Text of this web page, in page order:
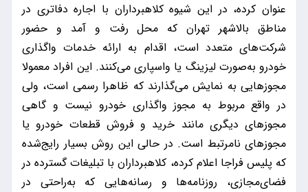
عنوان کرده، در این شیوه‌ کلاهبرداران با اجاره دفاتری در
مناطق بالاشهر تهران که محل رفت و آمد و حضور
شرکت‌های متعدد است، اقدام به ارائه خدمات واگذاری
خودرو به‌صورت لیزینگ یا واسپاری می‌کنند. این افراد معمولا
مجوزهایی به نمایش می‌گذارند که ظاهرا رسمی است، ولی
در واقع مربوط به مجوز واگذاری خودرو نیست و گاهی
مجوزهای دیگری مانند خرید و فروش قطعات خودرو یا
مجوزهای نامرتبط است. در حالی این روش بسیار رایج‌شده
که پلیس فراجا اعلام کرده، کلاهبرداران با تبلیغات گسترده در
فضای‌مجازی، روزنامه‌ها و رسانه‌هایی که به‌راحتی در